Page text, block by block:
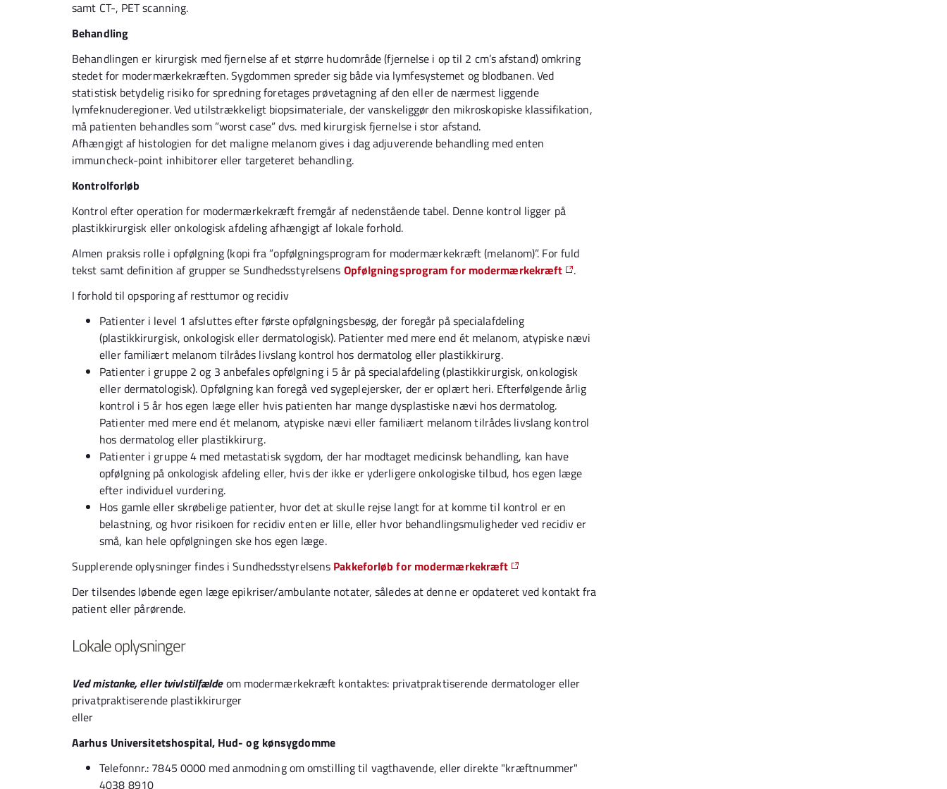
samt CT-, PET scanning.
Behandling
Behandlingen er kirurgisk med fjernelse af et større hudområde (fjernelse i op til 2 cm’s afstand) omkring
stedet for modermærkekræften. Sygdommen spreder sig både via lymfesystemet og blodbanen. Ved
statistisk betydelig risiko for spredning foretages prøvetagning af den eller de nærmest liggende
lymfeknuderegioner. Ved utilstrækkeligt biopsimateriale, der vanskeliggør den mikroskopiske klassifikation,
må patienten behandles som ”worst case” dvs. med kirurgisk fjernelse i stor afstand.
Afhængigt af histologien for det maligne melanom gives i dag adjuverende behandling med enten
immuncheck-point inhibitorer eller targeteret behandling.
Kontrolforløb
Kontrol efter operation for modermærkekræft fremgår af nedenstående tabel. Denne kontrol ligger på
plastikkirurgisk eller onkologisk afdeling afhængigt af lokale forhold.
Almen praksis rolle i opfølgning (kopi fra ”opfølgningsprogram for modermærkekræft (melanom)”. For fuld
tekst samt definition af grupper se Sundhedsstyrelsens Opfølgningsprogram for modermærkekræft
.
I forhold til opsporing af resttumor og recidiv
Patienter i level 1 afsluttes efter første opfølgningsbesøg, der foregår på specialafdeling
(plastikkirurgisk, onkologisk eller dermatologisk). Patienter med mere end ét melanom, atypiske nævi
eller familiært melanom tilrådes livslang kontrol hos dermatolog eller plastikkirurg.
Patienter i gruppe 2 og 3 anbefales opfølgning i 5 år på specialafdeling (plastikkirurgisk, onkologisk
eller dermatologisk). Opfølgning kan foregå ved sygeplejersker, der er oplært heri. Efterfølgende årlig
kontrol i 5 år hos egen læge eller hvis patienten har mange dysplastiske nævi hos dermatolog.
Patienter med mere end ét melanom, atypiske nævi eller familiært melanom tilrådes livslang kontrol
hos dermatolog eller plastikkirurg.
Patienter i gruppe 4 med metastatisk sygdom, der har modtaget medicinsk behandling, kan have
opfølgning på onkologisk afdeling eller, hvis der ikke er yderligere onkologiske tilbud, hos egen læge
efter individuel vurdering.
Hos gamle eller skrøbelige patienter, hvor det at skulle rejse langt for at komme til kontrol er en
belastning, og hvor risikoen for recidiv enten er lille, eller hvor behandlingsmuligheder ved recidiv er
små, kan hele opfølgningen ske hos egen læge.
Supplerende oplysninger findes i Sundhedsstyrelsens Pakkeforløb for modermærkekræft
Der tilsendes løbende egen læge epikriser/ambulante notater, således at denne er opdateret ved kontakt fra
patient eller pårørende.
Lokale oplysninger
Ved mistanke, eller tvivlstilfældeom modermærkekræft kontaktes: privatpraktiserende dermatologer eller
privatpraktiserende plastikkirurger
eller
Aarhus Universitetshospital, Hud- og kønsygdomme
Telefonnr.: 7845 0000 med anmodning om omstilling til vagthavende, eller direkte "kræftnummer"
4038 8910